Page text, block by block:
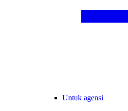
Untuk agensi